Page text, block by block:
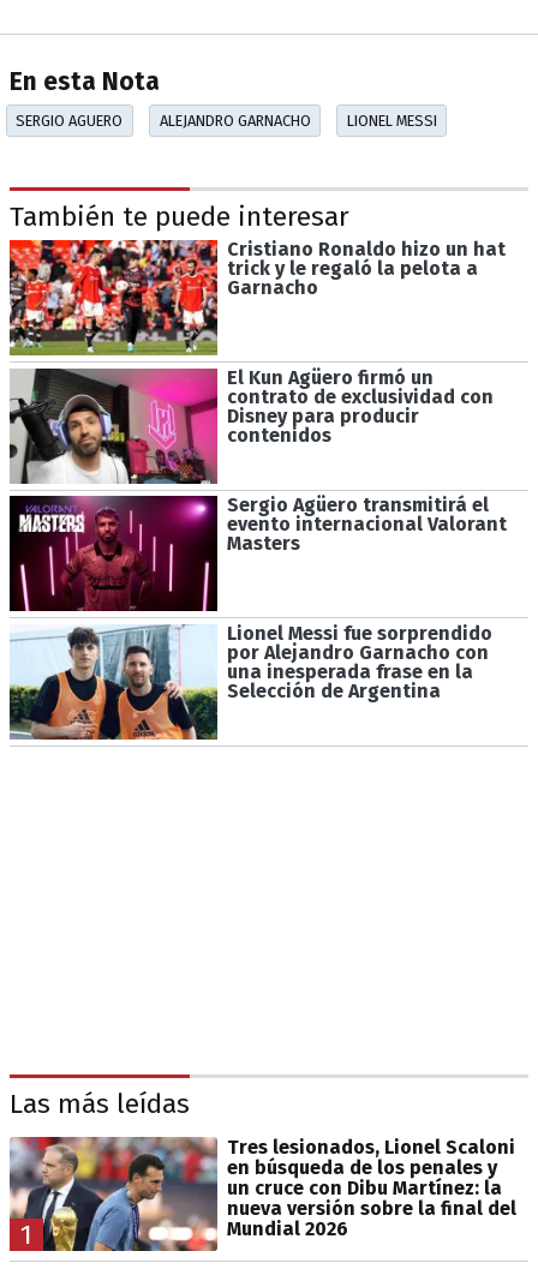
En esta Nota
SERGIO AGUERO ALEJANDRO GARNACHO LIONEL MESSI
También te puede interesar
Cristiano Ronaldo hizo un hat
trick y le regaló la pelota a
Garnacho
El Kun Agüero firmó un
contrato de exclusividad con
Disney para producir
contenidos
Sergio Agüero transmitirá el
evento internacional Valorant
Masters
Lionel Messi fue sorprendido
por Alejandro Garnacho con
una inesperada frase en la
Selección de Argentina
Las más leídas
1
Tres lesionados, Lionel Scaloni
en búsqueda de los penales y
un cruce con Dibu Martínez: la
nueva versión sobre la final del
Mundial 2026